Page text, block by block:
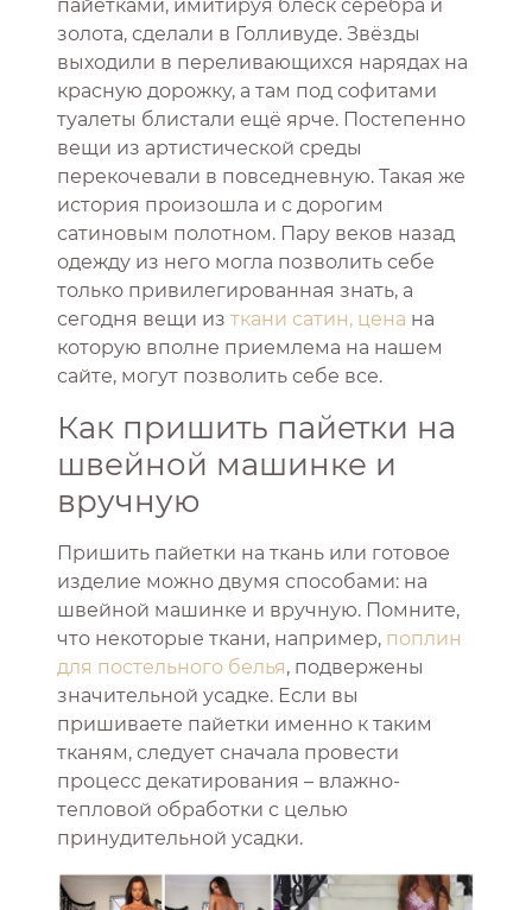
пайетками, имитируя блеск серебра и
золота, сделали в Голливуде. Звёзды
выходили в переливающихся нарядах на
красную дорожку, а там под софитами
туалеты блистали ещё ярче. Постепенно
вещи из артистической среды
перекочевали в повседневную. Такая же
история произошла и с дорогим
сатиновым полотном. Пару веков назад
одежду из него могла позволить себе
только привилегированная знать, а
сегодня вещи из ткани сатин, цена на
которую вполне приемлема на нашем
сайте, могут позволить себе все.
Как пришить пайетки на
швейной машинке и
вручную
Пришить пайетки на ткань или готовое
изделие можно двумя способами: на
швейной машинке и вручную. Помните,
что некоторые ткани, например, поплин
для постельного белья, подвержены
значительной усадке. Если вы
пришиваете пайетки именно к таким
тканям, следует сначала провести
процесс декатирования – влажно-
тепловой обработки с целью
принудительной усадки.